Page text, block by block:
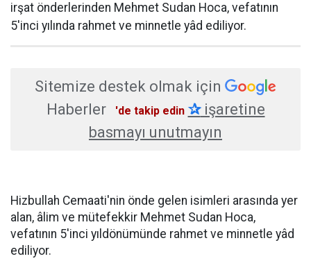
irşat önderlerinden Mehmet Sudan Hoca, vefatının
5'inci yılında rahmet ve minnetle yâd ediliyor.
Sitemize destek olmak için
Haberler
'de takip edin ✰işaretine
basmayı unutmayın
Hizbullah Cemaati'nin önde gelen isimleri arasında yer
alan, âlim ve mütefekkir Mehmet Sudan Hoca,
vefatının 5'inci yıldönümünde rahmet ve minnetle yâd
ediliyor.